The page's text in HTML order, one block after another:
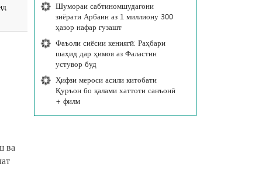
ва
Шумораи сабтиномшудагони
зиёрати Арбаин аз 1 миллиону 300
ҳазор нафар гузашт
Фаъоли сиёсии кениягӣ: Раҳбари
шаҳид дар ҳимоя аз Фаластин
устувор буд
Ҳифзи мероси асили китобати
Қуръон бо қалами хаттоти санъонӣ
+ филм